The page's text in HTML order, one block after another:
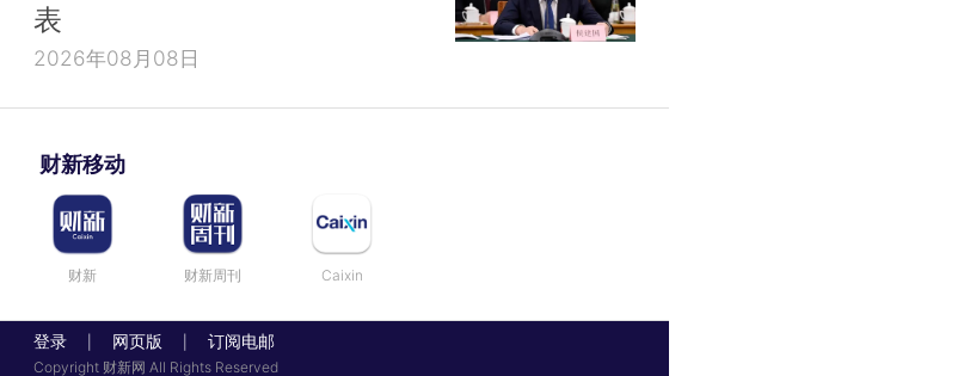
表
2026年08月08日
财新移动
财新 财新周刊 Caixin
登录 网页版 订阅电邮
Copyright 财新网 All Rights Reserved